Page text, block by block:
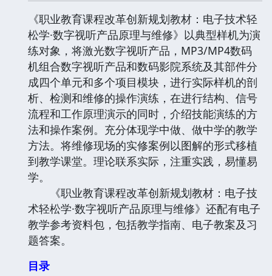
《职业教育课程改革创新规划教材：电子技术轻
松学·数字视听产品原理与维修》以典型样机为演
练对象，将激光数字视听产品，MP3/MP4数码
机组合数字视听产品和数码影院系统及其部件分
成四个单元和多个项目模块，进行实际样机的剖
析、检测和维修的操作演练，在进行结构、信号
流程和工作原理演示的同时，介绍技能演练的方
法和操作案例。充分体现学中做、做中学的教学
方法。将维修现场的实修案例以图解的形式移植
到教学课堂。理论联系实际，注重实践，易懂易
学。
《职业教育课程改革创新规划教材：电子技
术轻松学·数字视听产品原理与维修》还配有电子
教学参考资料包，包括教学指南、电子教案及习
题答案。
目录